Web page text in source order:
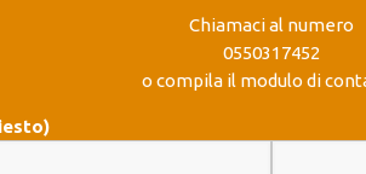
Chiamaci al numero
0550317452
o compila il modulo di